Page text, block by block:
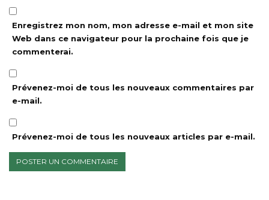
Enregistrez mon nom, mon adresse e-mail et mon site
Web dans ce navigateur pour la prochaine fois que je
commenterai.
Prévenez-moi de tous les nouveaux commentaires par
e-mail.
Prévenez-moi de tous les nouveaux articles par e-mail.